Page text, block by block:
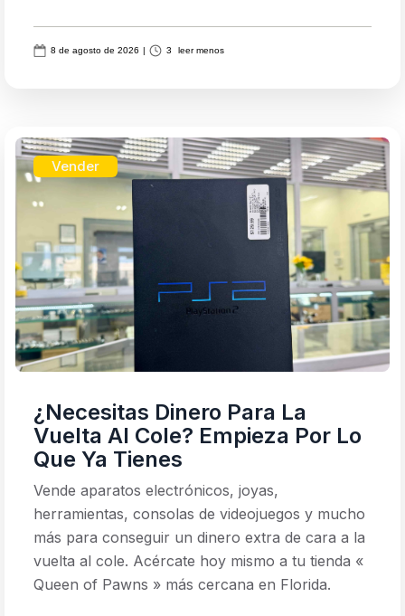
8 de agosto de 2026 | 3 leer menos
Vender
¿Necesitas Dinero Para La
Vuelta Al Cole? Empieza Por Lo
Que Ya Tienes
Vende aparatos electrónicos, joyas,
herramientas, consolas de videojuegos y mucho
más para conseguir un dinero extra de cara a la
vuelta al cole. Acércate hoy mismo a tu tienda «
Queen of Pawns » más cercana en Florida.